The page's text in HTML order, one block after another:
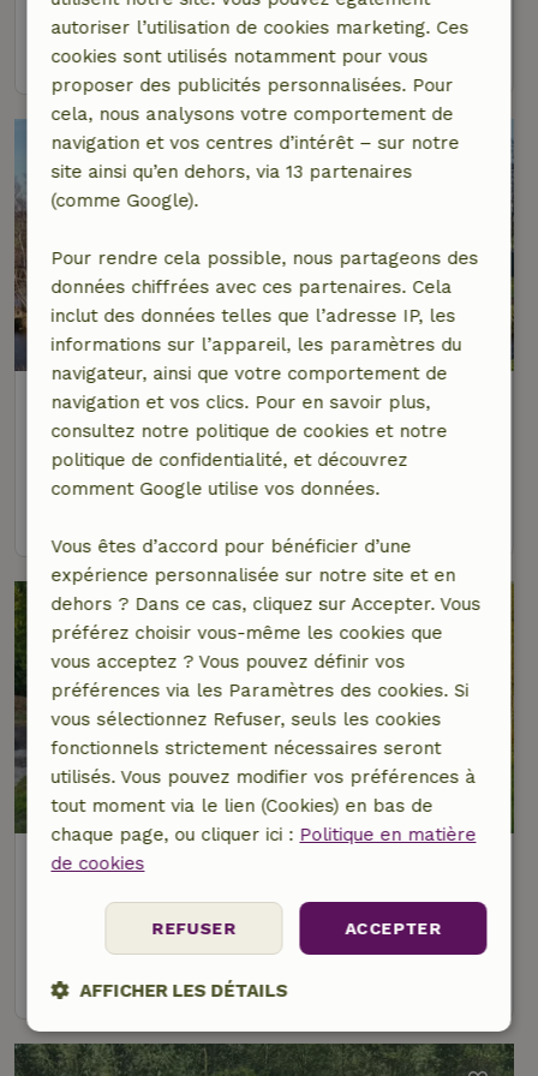
8 personnes 5 Chambres à coucher
Maison nature à De Veenhoop
À 4 km distance de Nij Beets
2 personnes1 Chambre à coucher
Maison nature à Tijnje
2 personnes1 Chambre à coucher
autoriser l’utilisation de cookies marketing. Ces
cookies sont utilisés notamment pour vous
proposer des publicités personnalisées. Pour
cela, nous analysons votre comportement de
navigation et vos centres d’intérêt – sur notre
site ainsi qu’en dehors, via 13 partenaires
(comme Google).
Pour rendre cela possible, nous partageons des
données chiffrées avec ces partenaires. Cela
inclut des données telles que l’adresse IP, les
informations sur l’appareil, les paramètres du
navigateur, ainsi que votre comportement de
navigation et vos clics. Pour en savoir plus,
consultez notre politique de cookies et notre
politique de confidentialité, et découvrez
comment Google utilise vos données.
Vous êtes d’accord pour bénéficier d’une
expérience personnalisée sur notre site et en
dehors ? Dans ce cas, cliquez sur Accepter. Vous
préférez choisir vous-même les cookies que
vous acceptez ? Vous pouvez définir vos
préférences via les Paramètres des cookies. Si
vous sélectionnez Refuser, seuls les cookies
fonctionnels strictement nécessaires seront
utilisés. Vous pouvez modifier vos préférences à
tout moment via le lien (Cookies) en bas de
chaque page, ou cliquer ici : Politique en matière
de cookies
ACCEPTER
REFUSER
AFFICHER LES DÉTAILS
Strictement
nécessaires
Performance Ciblage